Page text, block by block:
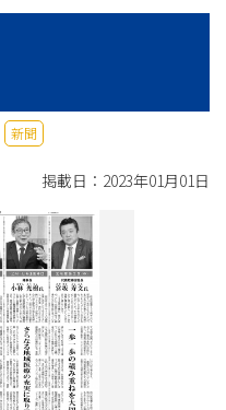
新聞
掲載日：2023年01月01日